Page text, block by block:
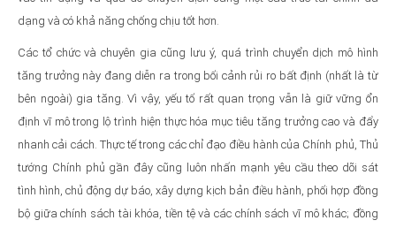
dạng và có khả năng chống chịu tốt hơn.
Các tổ chức và chuyên gia cũng lưu ý, quá trình chuyển dịch mô hình
tăng trưởng này đang diễn ra trong bối cảnh rủi ro bất định (nhất là từ
bên ngoài) gia tăng. Vì vậy, yếu tố rất quan trọng vẫn là giữ vững ổn
định vĩ mô trong lộ trình hiện thực hóa mục tiêu tăng trưởng cao và đẩy
nhanh cải cách. Thực tế trong các chỉ đạo điều hành của Chính phủ, Thủ
tướng Chính phủ gần đây cũng luôn nhấn mạnh yêu cầu theo dõi sát
tình hình, chủ động dự báo, xây dựng kịch bản điều hành, phối hợp đồng
bộ giữa chính sách tài khóa, tiền tệ và các chính sách vĩ mô khác; đồng